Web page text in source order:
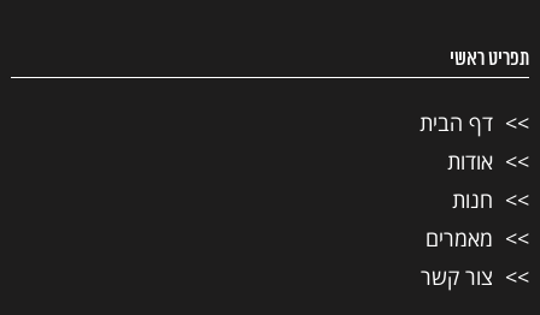
תפריט ראשי
דף הבית
אודות
חנות
מאמרים
צור קשר